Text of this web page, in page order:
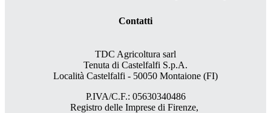
Contatti
TDC Agricoltura sarl
Tenuta di Castelfalfi S.p.A.
Località Castelfalfi - 50050 Montaione (FI)
P.IVA/C.F.: 05630340486
Registro delle Imprese di Firenze,